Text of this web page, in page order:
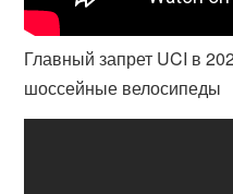
Главный запрет UCI в
шоссейные велосипеды